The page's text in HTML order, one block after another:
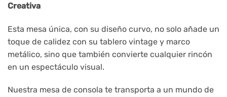
Creativa
Esta mesa única, con su diseño curvo, no solo añade un
toque de calidez con su tablero vintage y marco
metálico, sino que también convierte cualquier rincón
en un espectáculo visual.
Nuestra mesa de consola te transporta a un mundo de